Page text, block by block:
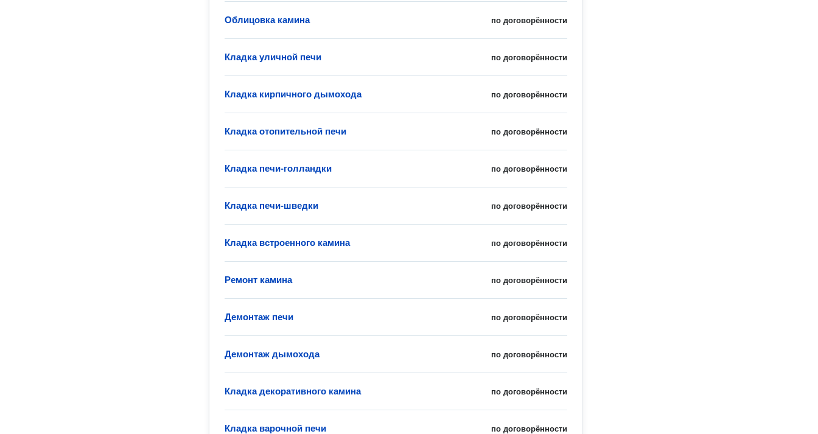
по договорённости
Облицовка камина
по договорённости
Кладка уличной печи
по договорённости
Кладка кирпичного дымохода
по договорённости
Кладка отопительной печи
по договорённости
Кладка печи-голландки
по договорённости
Кладка печи-шведки
по договорённости
Кладка встроенного камина
по договорённости
Ремонт камина
по договорённости
Демонтаж печи
по договорённости
Демонтаж дымохода
по договорённости
Кладка декоративного камина
по договорённости
Кладка варочной печи